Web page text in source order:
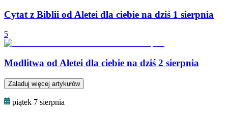
Cytat z Biblii od Aletei dla ciebie na dziś 1 sierpnia
5
Modlitwa od Aletei dla ciebie na dziś 2 sierpnia
Załaduj więcej artykułów
piątek 7 sierpnia